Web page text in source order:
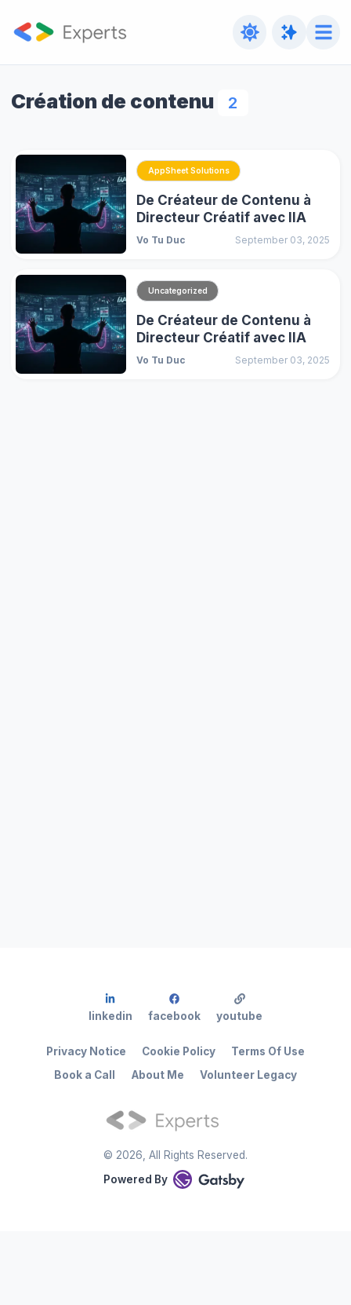
Création de contenu 2
AppSheet Solutions
De Créateur de Contenu à
Directeur Créatif avec lIA
Vo Tu Duc September 03, 2025
Uncategorized
De Créateur de Contenu à
Directeur Créatif avec lIA
Vo Tu Duc September 03, 2025
© 2026 , All Rights Reserved.
Powered By
Book a Call About Me Volunteer Legacy
Privacy Notice Cookie Policy Terms Of Use
linkedin facebook youtube